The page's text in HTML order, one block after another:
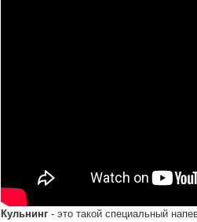
Кульнинг - это такой специальный